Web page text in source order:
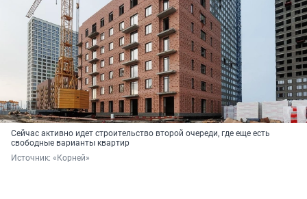
Сейчас активно идет строительство второй очереди, где еще есть
свободные варианты квартир
Источник: «Корней»